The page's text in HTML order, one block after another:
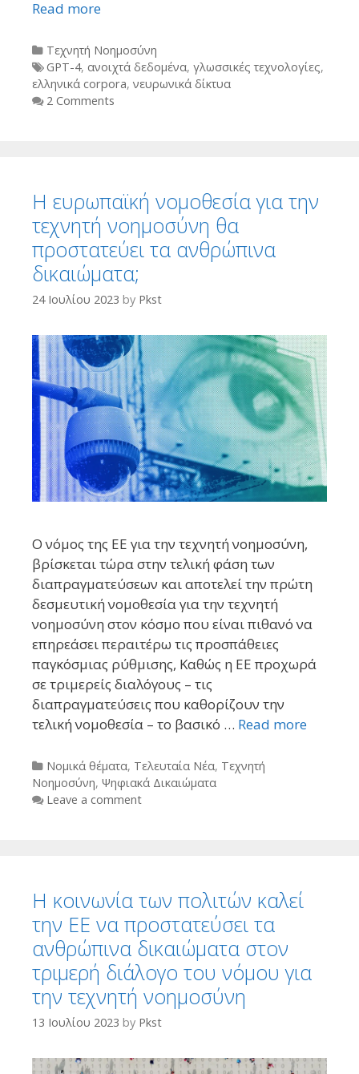
Read more
Categories
Τεχνητή Νοημοσύνη
Tags
GPT-4, ανοιχτά δεδομένα, γλωσσικές τεχνολογίες,
ελληνικά corpora, νευρωνικά δίκτυα
2 Comments
Η ευρωπαϊκή νομοθεσία για την
τεχνητή νοημοσύνη θα
προστατεύει τα ανθρώπινα
δικαιώματα;
24 Ιουλίου 2023 by Pkst
O νόμος της ΕΕ για την τεχνητή νοημοσύνη,
βρίσκεται τώρα στην τελική φάση των
διαπραγματεύσεων και αποτελεί την πρώτη
δεσμευτική νομοθεσία για την τεχνητή
νοημοσύνη στον κόσμο που είναι πιθανό να
επηρεάσει περαιτέρω τις προσπάθειες
παγκόσμιας ρύθμισης, Καθώς η ΕΕ προχωρά
σε τριμερείς διαλόγους – τις
διαπραγματεύσεις που καθορίζουν την
τελική νομοθεσία – το βασικό … Read more
Categories
Νομικά θέματα, Τελευταία Νέα, Τεχνητή
Νοημοσύνη, Ψηφιακά Δικαιώματα
Leave a comment
Η κοινωνία των πολιτών καλεί
την ΕΕ να προστατεύσει τα
ανθρώπινα δικαιώματα στον
τριμερή διάλογο του νόμου για
την τεχνητή νοημοσύνη
13 Ιουλίου 2023 by Pkst